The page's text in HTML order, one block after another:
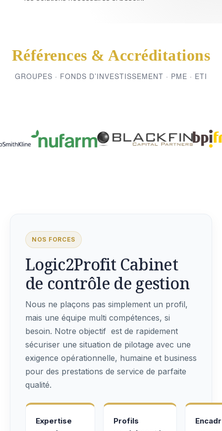
Références & Accréditations
GROUPES · FONDS D’INVESTISSEMENT · PME · ETI
NOS FORCES
Logic2Profit Cabinet
de contrôle de gestion
Nous ne plaçons pas simplement un profil,
mais une équipe multi compétences, si
besoin. Notre objectif est de rapidement
sécuriser une situation de pilotage avec une
exigence opérationnelle, humaine et business
pour des prestations de service de parfaite
qualité.
Expertise
Profils